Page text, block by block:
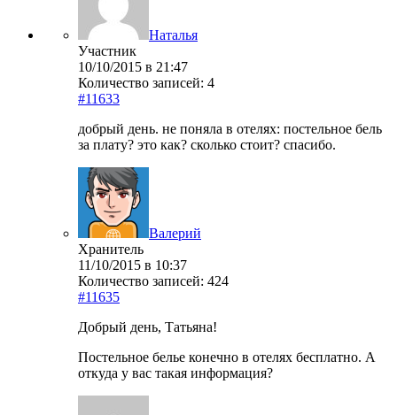
Наталья
Участник
10/10/2015 в 21:47
Количество записей: 4
#11633
добрый день. не поняла в отелях: постельное бель
за плату? это как? сколько стоит? спасибо.
Валерий
Хранитель
11/10/2015 в 10:37
Количество записей: 424
#11635
Добрый день, Татьяна!
Постельное белье конечно в отелях бесплатно. А
откуда у вас такая информация?